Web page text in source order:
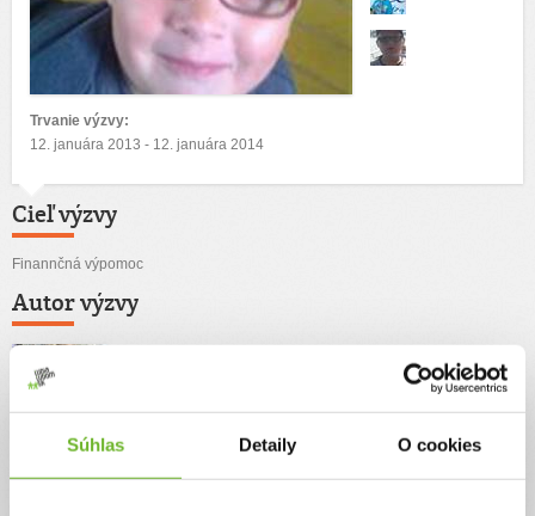
Súhlas Detaily O cookies
Trvanie výzvy:
12. januára 2013 - 12. januára 2014
Cieľ výzvy
Finannčná výpomoc
Autor výzvy
Príbeh